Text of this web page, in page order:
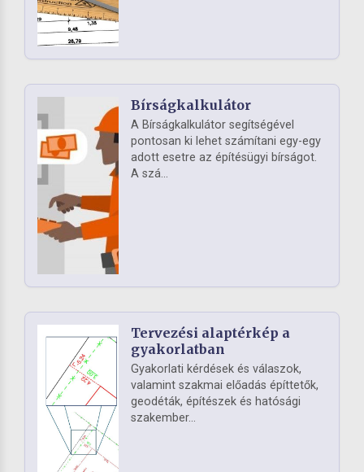
Bírságkalkulátor
A Bírságkalkulátor segítségével
pontosan ki lehet számítani egy-egy
adott esetre az építésügyi bírságot.
A szá...
Tervezési alaptérkép a
gyakorlatban
Gyakorlati kérdések és válaszok,
valamint szakmai előadás építtetők,
geodéták, építészek és hatósági
szakember...